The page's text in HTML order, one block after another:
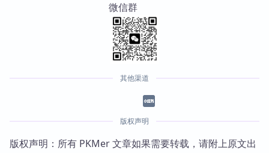
微信群
其他渠道
版权声明
版权声明：所有 PKMer 文章如果需要转载，请附上原文出